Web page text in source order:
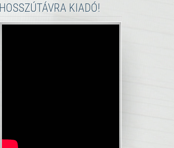
HOSSZÚTÁVRA KIADÓ!